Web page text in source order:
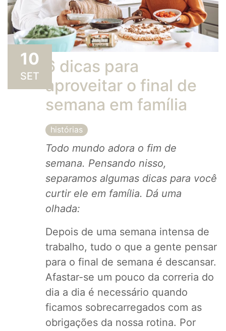
10
SET
6 dicas para
aproveitar o final de
semana em família
histórias
Todo mundo adora o fim de
semana. Pensando nisso,
separamos algumas dicas para você
curtir ele em família. Dá uma
olhada:
Depois de uma semana intensa de
trabalho, tudo o que a gente pensar
para o final de semana é descansar.
Afastar-se um pouco da correria do
dia a dia é necessário quando
ficamos sobrecarregados com as
obrigações da nossa rotina. Por